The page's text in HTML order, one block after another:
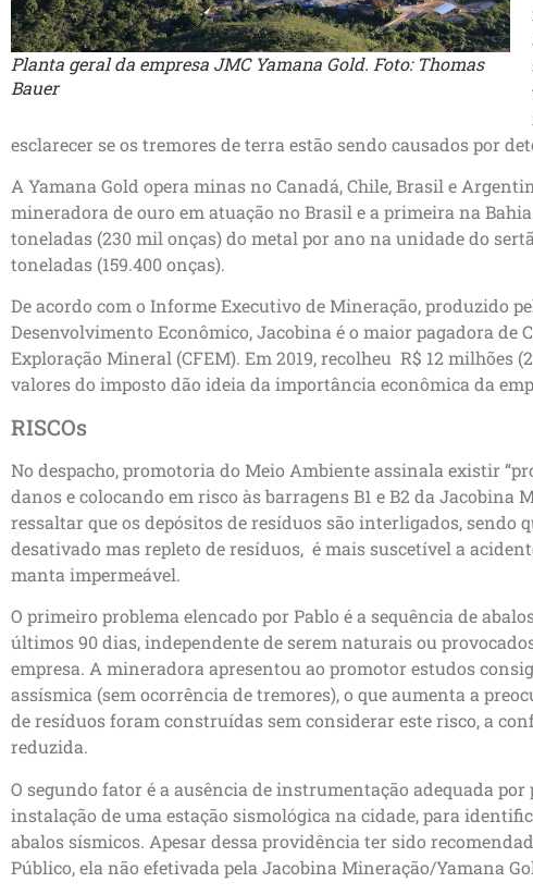
Planta geral da empresa JMC Yamana Gold. Foto: Thomas
Bauer
esclarecer se os tremores de terra estão sendo causados por
A Yamana Gold opera minas no Canadá, Chile, Brasil e
mineradora de ouro em atuação no Brasil e a primeira na
toneladas (230 mil onças) do metal por ano na unidade do
toneladas (159.400 onças).
De acordo com o Informe Executivo de Mineração, produzido
Desenvolvimento Econômico, Jacobina é o maior pagadora de
Exploração Mineral (CFEM). Em 2019, recolheu R$ 12 milhões
valores do imposto dão ideia da importância econômica da
RISCOs
No despacho, promotoria do Meio Ambiente assinala existir
danos e colocando em risco às barragens B1 e B2 da Jacobina
ressaltar que os depósitos de resíduos são interligados, sendo
desativado mas repleto de resíduos, é mais suscetível a
manta impermeável.
O primeiro problema elencado por Pablo é a sequência de
últimos 90 dias, independente de serem naturais ou
empresa. A mineradora apresentou ao promotor estudos
assísmica (sem ocorrência de tremores), o que aumenta a
de resíduos foram construídas sem considerar este risco, a
reduzida.
O segundo fator é a ausência de instrumentação adequada por
instalação de uma estação sismológica na cidade, para
abalos sísmicos. Apesar dessa providência ter sido
Público, ela não efetivada pela Jacobina Mineração/Yamana